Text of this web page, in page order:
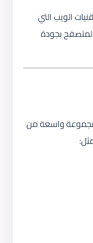
الويب التي
بجودة
مجموعة واسعة من